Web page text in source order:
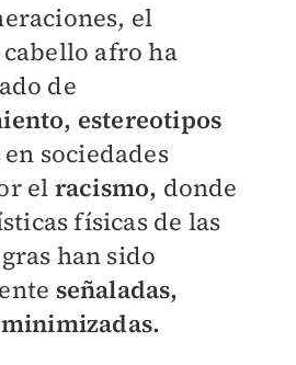
el
afro ha
de
estereotipos
en sociedades
el racismo, donde
físicas de las
han sido
señaladas,